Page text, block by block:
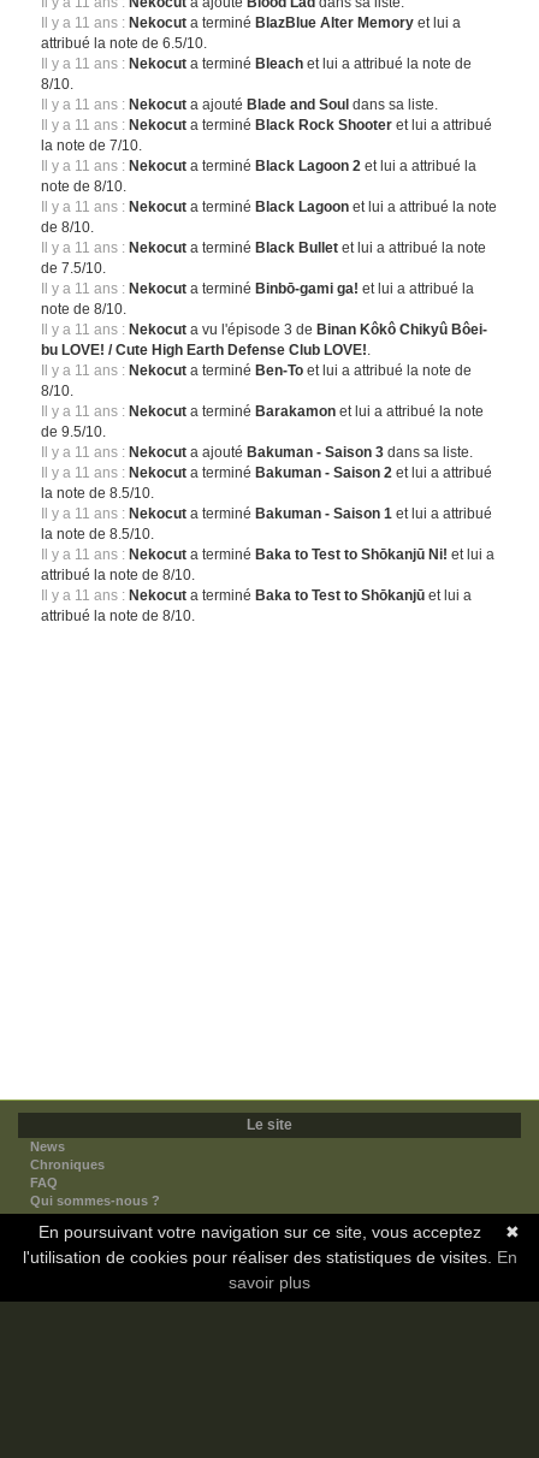
Il y a 11 ans : Nekocut a terminé BlazBlue Alter Memory et lui a
attribué la note de 6.5/10.
Il y a 11 ans : Nekocut a terminé Bleach et lui a attribué la note de
8/10.
Il y a 11 ans : Nekocut a ajouté Blade and Soul dans sa liste.
Il y a 11 ans : Nekocut a terminé Black Rock Shooter et lui a attribué
la note de 7/10.
Il y a 11 ans : Nekocut a terminé Black Lagoon 2 et lui a attribué la
note de 8/10.
Il y a 11 ans : Nekocut a terminé Black Lagoon et lui a attribué la note
de 8/10.
Il y a 11 ans : Nekocut a terminé Black Bullet et lui a attribué la note
de 7.5/10.
Il y a 11 ans : Nekocut a terminé Binbō-gami ga! et lui a attribué la
note de 8/10.
Il y a 11 ans : Nekocut a vu l'épisode 3 de Binan Kôkô Chikyû Bôei-
bu LOVE! / Cute High Earth Defense Club LOVE!.
Il y a 11 ans : Nekocut a terminé Ben-To et lui a attribué la note de
8/10.
Il y a 11 ans : Nekocut a terminé Barakamon et lui a attribué la note
de 9.5/10.
Il y a 11 ans : Nekocut a ajouté Bakuman - Saison 3 dans sa liste.
Il y a 11 ans : Nekocut a terminé Bakuman - Saison 2 et lui a attribué
la note de 8.5/10.
Il y a 11 ans : Nekocut a terminé Bakuman - Saison 1 et lui a attribué
la note de 8.5/10.
Il y a 11 ans : Nekocut a terminé Baka to Test to Shōkanjū Ni! et lui a
attribué la note de 8/10.
Il y a 11 ans : Nekocut a terminé Baka to Test to Shōkanjū et lui a
attribué la note de 8/10.
Le site
News
Chroniques
FAQ
Qui sommes-nous ?
Nos partenaires
Faites-nous connaitre
Nous contacter
✖
En poursuivant votre navigation sur ce site, vous acceptez
l'utilisation de cookies pour réaliser des statistiques de visites. En
savoir plus